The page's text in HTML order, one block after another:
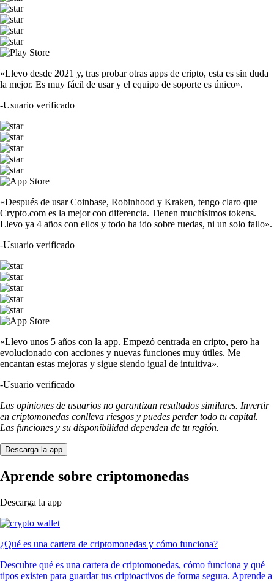
«Llevo desde 2021 y, tras probar otras apps de cripto, esta es sin duda
la mejor. Es muy fácil de usar y el equipo de soporte es único».
-Usuario verificado
«Después de usar Coinbase, Robinhood y Kraken, tengo claro que
Crypto.com es la mejor con diferencia. Tienen muchísimos tokens.
Llevo ya 4 años con ellos y todo ha ido sobre ruedas, ni un solo fallo».
-Usuario verificado
«Llevo unos 5 años con la app. Empezó centrada en cripto, pero ha
evolucionado con acciones y nuevas funciones muy útiles. Me
encantan estas mejoras y sigue siendo igual de intuitiva».
-Usuario verificado
Las opiniones de usuarios no garantizan resultados similares. Invertir
en criptomonedas conlleva riesgos y puedes perder todo tu capital.
Las funciones y su disponibilidad dependen de tu región.
Descarga la app
Aprende sobre criptomonedas
Descarga la app
¿Qué es una cartera de criptomonedas y cómo funciona?
Descubre qué es una cartera de criptomonedas, cómo funciona y qué
tipos existen para guardar tus criptoactivos de forma segura. Aprende a